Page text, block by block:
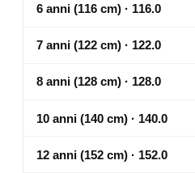
6 anni (116 cm) · 116.0
7 anni (122 cm) · 122.0
8 anni (128 cm) · 128.0
10 anni (140 cm) · 140.0
12 anni (152 cm) · 152.0